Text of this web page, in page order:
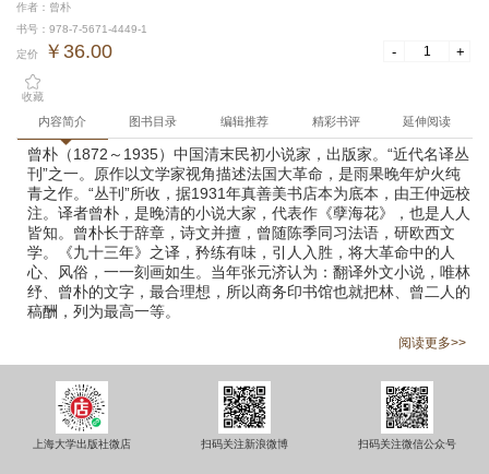
作者：曾朴
书号：978-7-5671-4449-1
定价 ￥36.00 - +
收藏
内容简介 图书目录 编辑推荐 精彩书评 延伸阅读
曾朴（1872～1935）中国清末民初小说家，出版家。“近代名译丛
刊”之一。原作以文学家视角描述法国大革命，是雨果晚年炉火纯
青之作。“丛刊”所收，据1931年真善美书店本为底本，由王仲远校
注。译者曾朴，是晚清的小说大家，代表作《孽海花》，也是人人
皆知。曾朴长于辞章，诗文并擅，曾随陈季同习法语，研欧西文
学。《九十三年》之译，矜练有味，引人入胜，将大革命中的人
心、风俗，一一刻画如生。当年张元济认为：翻译外文小说，唯林
纾、曾朴的文字，最合理想，所以商务印书馆也就把林、曾二人的
稿酬，列为最高一等。
阅读更多>>
上海大学出版社微店 扫码关注新浪微博 扫码关注微信公众号